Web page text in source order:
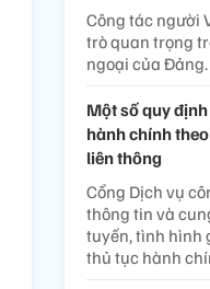
Công tác người
trò quan trọng
ngoại của Đảng.
Một số quy
hành chính
liên thông
Cổng Dịch vụ
thông tin và
tuyến, tình hình
thủ tục hành